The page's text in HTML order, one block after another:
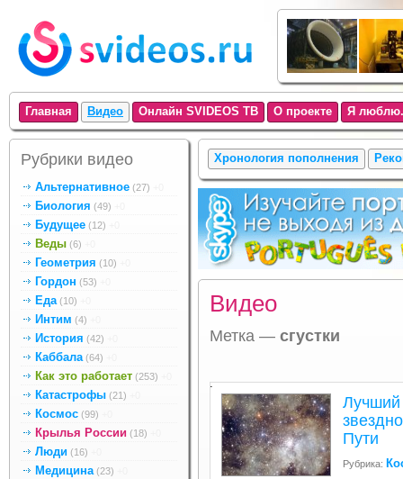
Главная Видео Онлайн SVIDEOS ТВ О проекте Я
Рубрики видео
Альтернативное (27)
Биология (49)
Будущее (12)
Веды (6)
Геометрия (10)
Гордон (53)
Еда (10)
Интим (4)
История (42)
Каббала (64)
Как это работает (253)
Катастрофы (21)
Космос (99)
Крылья России (18)
Люди (16)
Медицина (23)
Хронология пополнения
Видео
Метка — сгустки
.
Лучший
Пути
Рубрика: